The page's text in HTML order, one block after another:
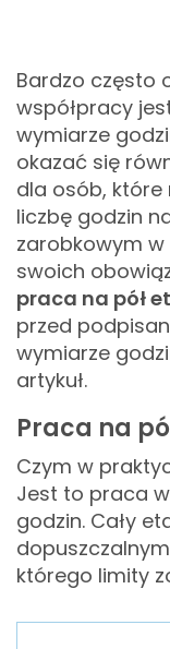
Bardzo często
współpracy
wymiarze
okazać się
dla osób,
liczbę godzin
zarobkowym
swoich
praca na pół
przed
wymiarze
artykuł.
Praca na
Czym w
Jest to praca
godzin. Cały
którego limity